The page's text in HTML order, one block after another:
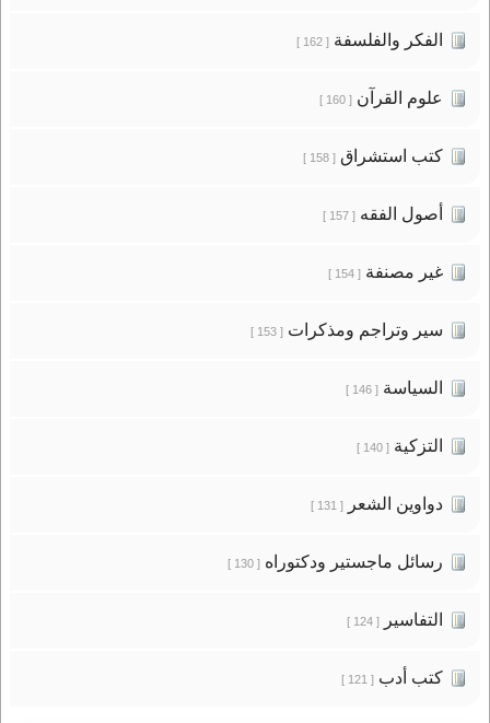
الفكر والفلسفة[ 162 ]
علوم القرآن[ 160 ]
كتب استشراق[ 158 ]
أصول الفقه[ 157 ]
غير مصنفة[ 154 ]
سير وتراجم ومذكرات[ 153 ]
السياسة[ 146 ]
التزكية[ 140 ]
دواوين الشعر[ 131 ]
رسائل ماجستير ودكتوراه[ 130 ]
التفاسير[ 124 ]
كتب أدب[ 121 ]